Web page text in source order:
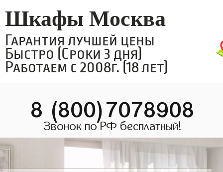
Шкафы Москва
Гарантия лучшей цены
Быстро (Сроки 3 дня)
Работаем с 2008г. (18 лет)
8 (800)7078908
Звонок по РФ бесплатный!